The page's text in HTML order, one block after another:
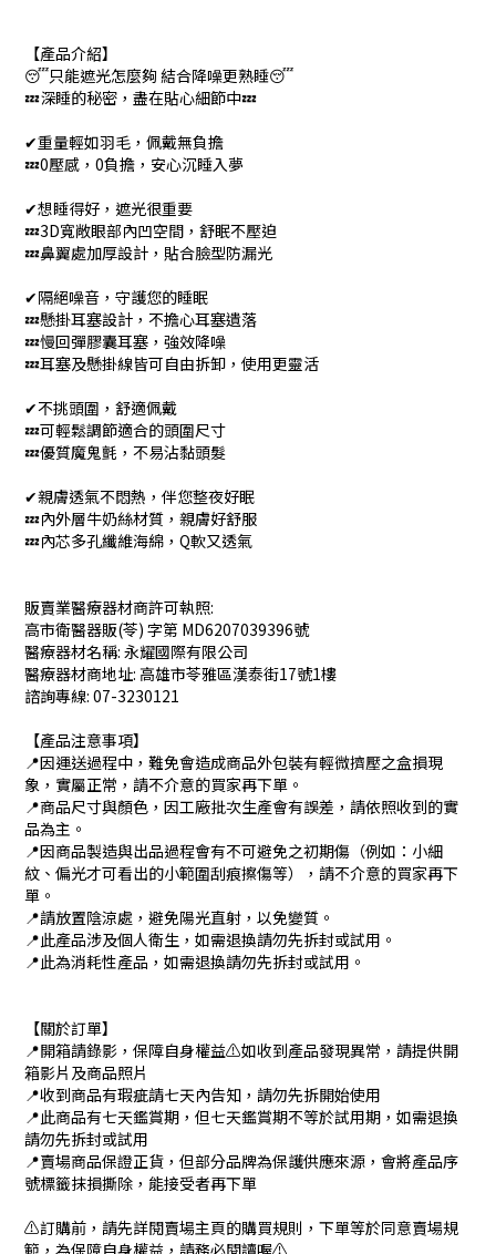
【產品介紹】
😴只能遮光怎麼夠 結合降噪更熟睡😴
💤深睡的秘密，盡在貼心細節中💤
✔重量輕如羽毛，佩戴無負擔
💤0壓感，0負擔，安心沉睡入夢
✔想睡得好，遮光很重要
💤3D寬敞眼部內凹空間，舒眠不壓迫
💤鼻翼處加厚設計，貼合臉型防漏光
✔隔絕噪音，守護您的睡眠
💤懸掛耳塞設計，不擔心耳塞遺落
💤慢回彈膠囊耳塞，強效降噪
💤耳塞及懸掛線皆可自由拆卸，使用更靈活
✔不挑頭圍，舒適佩戴
💤可輕鬆調節適合的頭圍尺寸
💤優質魔鬼氈，不易沾黏頭髮
✔親膚透氣不悶熱，伴您整夜好眠
💤內外層牛奶絲材質，親膚好舒服
💤內芯多孔纖維海綿，Q軟又透氣
販賣業醫療器材商許可執照:
高市衛醫器販(苓) 字第 MD6207039396號
醫療器材名稱: 永耀國際有限公司
醫療器材商地址: 高雄市苓雅區漢泰街17號1樓
諮詢專線: 07-3230121
【產品注意事項】
📍因運送過程中，難免會造成商品外包裝有輕微擠壓之盒損現
象，實屬正常，請不介意的買家再下單。
📍商品尺寸與顏色，因工廠批次生產會有誤差，請依照收到的實
品為主。
📍因商品製造與出品過程會有不可避免之初期傷（例如：小細
紋、偏光才可看出的小範圍刮痕擦傷等），請不介意的買家再下
單。
📍請放置陰涼處，避免陽光直射，以免變質。
📍此產品涉及個人衛生，如需退換請勿先拆封或試用。
📍此為消耗性產品，如需退換請勿先拆封或試用。
【關於訂單】
📍開箱請錄影，保障自身權益⚠️如收到產品發現異常，請提供開
箱影片及商品照片
📍收到商品有瑕疵請七天內告知，請勿先拆開始使用
📍此商品有七天鑑賞期，但七天鑑賞期不等於試用期，如需退換
請勿先拆封或試用
📍賣場商品保證正貨，但部分品牌為保護供應來源，會將產品序
號標籤抹損撕除，能接受者再下單
⚠️訂購前，請先詳閱賣場主頁的購買規則，下單等於同意賣場規